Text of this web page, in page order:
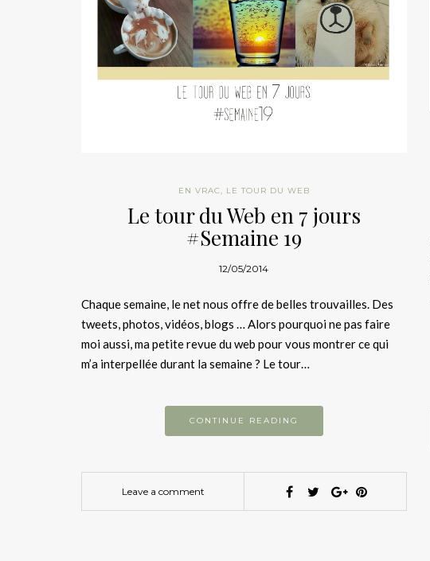
EN VRAC, LE TOUR DU WEB
Le tour du Web en 7 jours
#Semaine 19
12/05/2014
Chaque semaine, le net nous offre de belles trouvailles. Des
tweets, photos, vidéos, blogs … Alors pourquoi ne pas faire
moi aussi, ma petite revue du web pour vous montrer ce qui
m’a interpellée durant la semaine ? Le tour…
CONTINUE READING
Leave a comment